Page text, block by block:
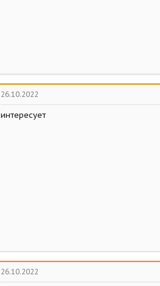
26.10.2022
интересует
26.10.2022